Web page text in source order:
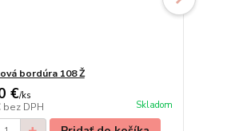
bordúra 108 Ž
€/ks
bez DPH Skladom